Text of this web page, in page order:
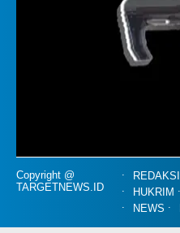
Copyright @
TARGETNEWS.ID
REDAKSI
HUKRIM
NEWS